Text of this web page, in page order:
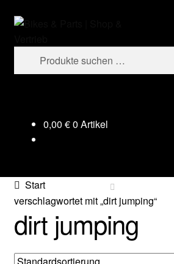
Zur
springen
Zum
springen
Suchen
Suchen
0,00 €0 Artikel
Start
verschlagwortet mit „dirt jumping“
dirt jumping